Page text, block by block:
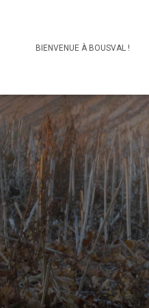
BIENVENUE À BOUSVAL !